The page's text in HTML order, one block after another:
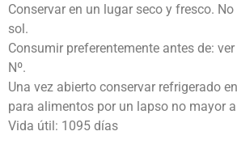
Conservar en un lugar seco y fresco.
sol.
Consumir preferentemente antes de:
Nº.
Una vez abierto conservar refrigerado
para alimentos por un lapso no mayor
Vida útil: 1095 días